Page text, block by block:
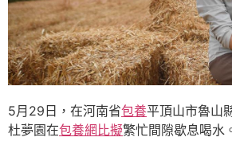
5月29日，在河南省包養平頂山市魯山
杜夢園在包養網比擬繁忙間隙歇息喝水